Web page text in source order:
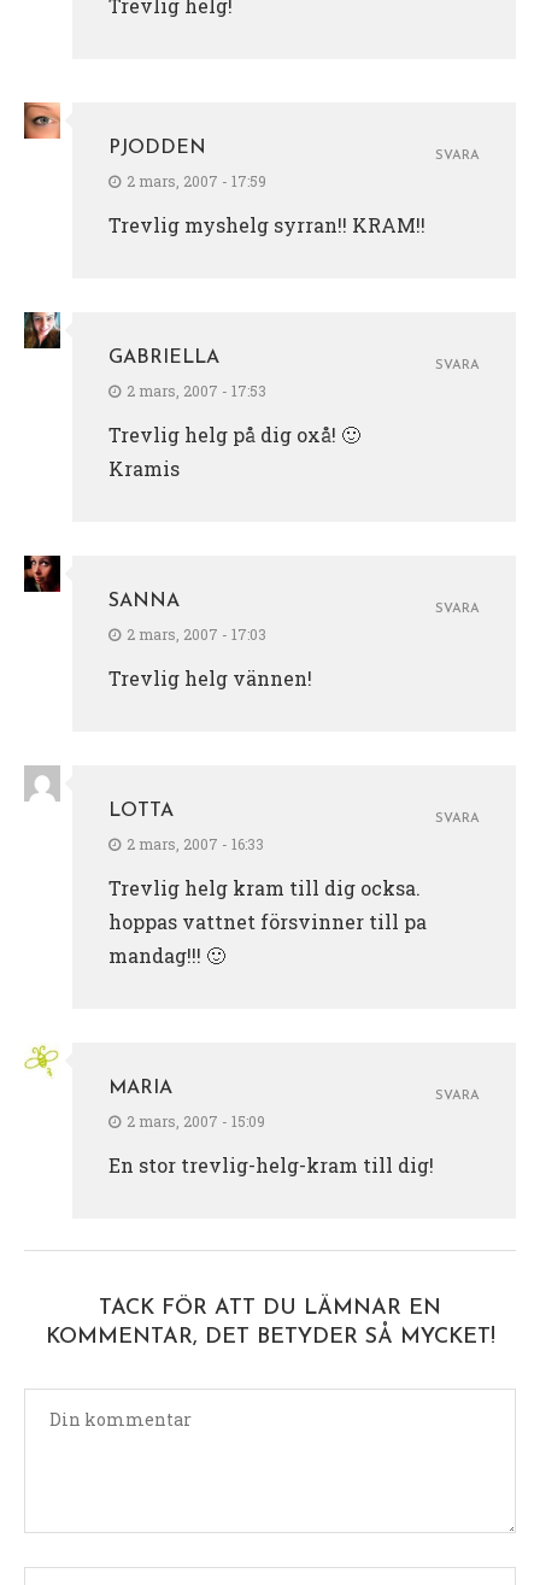
PJODDEN
2 mars, 2007 - 17:59
Trevlig myshelg syrran!! KRAM!!
SVARA
GABRIELLA
2 mars, 2007 - 17:53
Trevlig helg på dig oxå! 🙂
Kramis
SVARA
SANNA
2 mars, 2007 - 17:03
Trevlig helg vännen!
SVARA
LOTTA
2 mars, 2007 - 16:33
Trevlig helg kram till dig ocksa.
hoppas vattnet försvinner till pa
mandag!!! 🙂
SVARA
MARIA
2 mars, 2007 - 15:09
En stor trevlig-helg-kram till dig!
SVARA
TACK FÖR ATT DU LÄMNAR EN
KOMMENTAR, DET BETYDER SÅ MYCKET!